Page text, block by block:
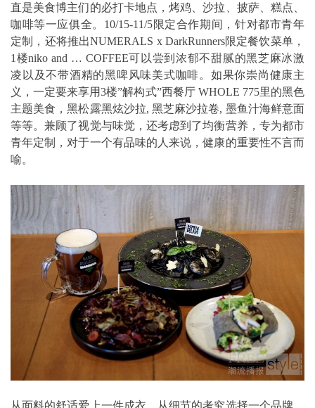
直是美食博主们的必打卡地点，烤鸡、沙拉、披萨、糕点、
咖啡等一应俱全。10/15-11/5限定合作期间，针对都市青年
定制，还将推出NUMERALS x DarkRunners限定餐饮菜单，
1楼niko and … COFFEE可以尝到浓郁不甜腻的黑芝麻冰激
凌以及不带酒精的黑啤风味美式咖啡。如果你崇尚健康主
义，一定要来享用3楼”解构式”西餐厅 WHOLE 775里的黑色
主题美食，黑松露黑炫沙拉, 黑芝麻沙拉卷, 墨鱼汁海鲜意面
等等。兼顾了视觉与味觉，还考虑到了均衡营养，专为都市
青年定制，对于一个有品味的人来说，健康的重要性不言而
喻。